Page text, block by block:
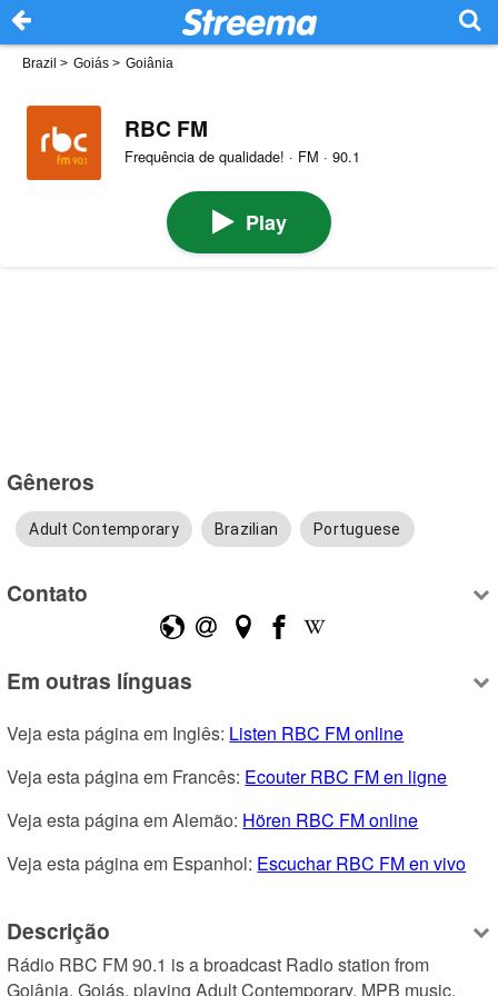
Brazil > Goiás > Goiânia
RBC FM
Frequência de qualidade! · FM · 90.1
Play
Gêneros
Adult Contemporary Brazilian Portuguese
Contato
Em outras línguas
Veja esta página em Inglês: Listen RBC FM online
Veja esta página em Francês: Ecouter RBC FM en ligne
Veja esta página em Alemão: Hören RBC FM online
Veja esta página em Espanhol: Escuchar RBC FM en vivo
Descrição
Rádio RBC FM 90.1 is a broadcast Radio station from
Goiânia, Goiás, playing Adult Contemporary, MPB music.